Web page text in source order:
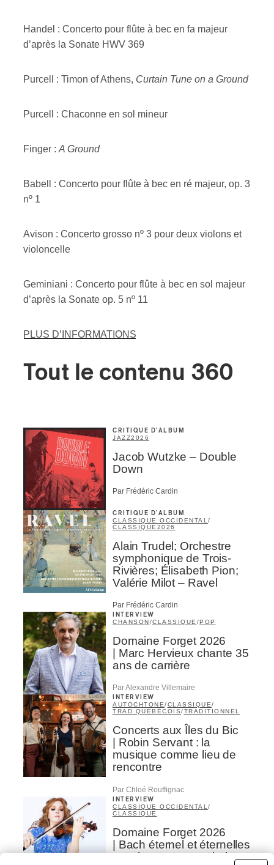
Handel : Concerto pour flûte à bec en fa majeur
d’après la Sonate HWV 369
Purcell : Timon of Athens, Curtain Tune on a Ground
Purcell : Chaconne en sol mineur
Finger : A Ground
Babell : Concerto pour flûte à bec en ré majeur, op. 3
nº 1
Avison : Concerto grosso nº 3 pour deux violons et
violoncelle
Geminiani : Concerto pour flûte à bec en sol majeur
d’après la Sonate op. 5 nº 11
PLUS D’INFORMATIONS
Tout le contenu 360
CRITIQUE D'ALBUM
JAZZ2026
Jacob Wutzke – Double
Down
Par Frédéric Cardin
CRITIQUE D'ALBUM
CLASSIQUE OCCIDENTAL /
CLASSIQUE 2026
Alain Trudel; Orchestre
symphonique de Trois-
Rivières; Élisabeth Pion;
Valérie Milot – Ravel
Par Frédéric Cardin
INTERVIEW
CHANSON/CLASSIQUE /POP
Domaine Forget 2026
| Marc Hervieux chante 35
ans de carrière
Par Alexandre Villemaire
INTERVIEW
AUTOCHTONE/CLASSIQUE/
TRAD QUÉBÉCOIS/TRADITIONNEL
Concerts aux Îles du Bic
| Robin Servant : la
musique comme lieu de
rencontre
Par Chloé Rouffignac
INTERVIEW
CLASSIQUE OCCIDENTAL /
CLASSIQUE
Domaine Forget 2026
| Bach éternel et éternelles
passions avec Rachel